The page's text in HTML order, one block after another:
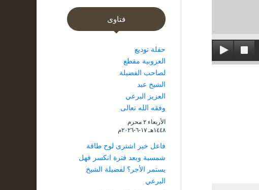
فتاوى
حفلة توديع
العزوبية مقطع
لصاحب الفضيلة
الشيخ عبد
العزيز البرعي
وفقه الله تعالى
الأربعاء ۲ محرم
۱٤٤۸هـ ۱۷-٦-۲۰۲٦م
فاعل خير اشترى لوح طاقة
شمسية وبعد فترة انكسر فهل
يستمر الأجر؟ لفضيلة الشيخ
البرعي